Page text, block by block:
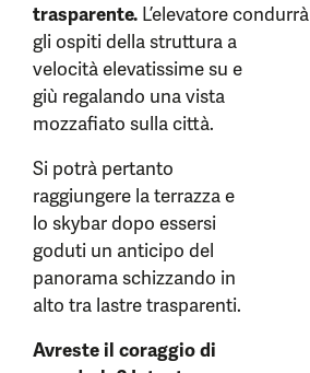
trasparente. L’elevatore condurrà
gli ospiti della struttura a
velocità elevatissime su e
giù regalando una vista
mozzafiato sulla città.
Si potrà pertanto
raggiungere la terrazza e
lo skybar dopo essersi
goduti un anticipo del
panorama schizzando in
alto tra lastre trasparenti.
Avreste il coraggio di